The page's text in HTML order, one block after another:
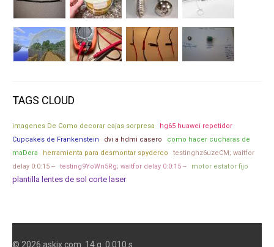
TAGS CLOUD
imagenes De Como decorar cajas sorpresa
hg65 huawei repetidor
Cupcakes de Frankenstein
dvi a hdmi casero
como hacer cucharas de
maDera
herramienta para desmontar spyderco
testinghz6uzeCM; waitfor
delay 0:0:15 --
testing9YoWn5Rg; waitfor delay 0:0:15 -- motor estator fijo
plantilla lentes de sol corte laser
© 2026 askix.com. 14 q. 0.010 s.